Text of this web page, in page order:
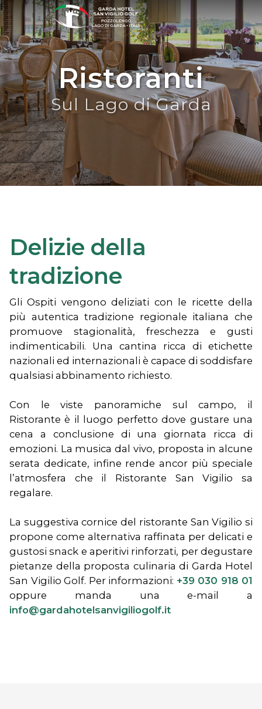
Ristoranti
Sul Lago di Garda
Delizie della
tradizione
Gli Ospiti vengono deliziati con le ricette della
più autentica tradizione regionale italiana che
promuove stagionalità, freschezza e gusti
indimenticabili. Una cantina ricca di etichette
nazionali ed internazionali è capace di soddisfare
qualsiasi abbinamento richiesto.
Con le viste panoramiche sul campo, il
Ristorante è il luogo perfetto dove gustare una
cena a conclusione di una giornata ricca di
emozioni. La musica dal vivo, proposta in alcune
serata dedicate, infine rende ancor più speciale
l’atmosfera che il Ristorante San Vigilio sa
regalare.
La suggestiva cornice del ristorante San Vigilio si
propone come alternativa raffinata per delicati e
gustosi snack e aperitivi rinforzati, per degustare
pietanze della proposta culinaria di Garda Hotel
San Vigilio Golf. Per informazioni: +39 030 918 01
oppure manda una e-mail a
info@gardahotelsanvigiliogolf.it